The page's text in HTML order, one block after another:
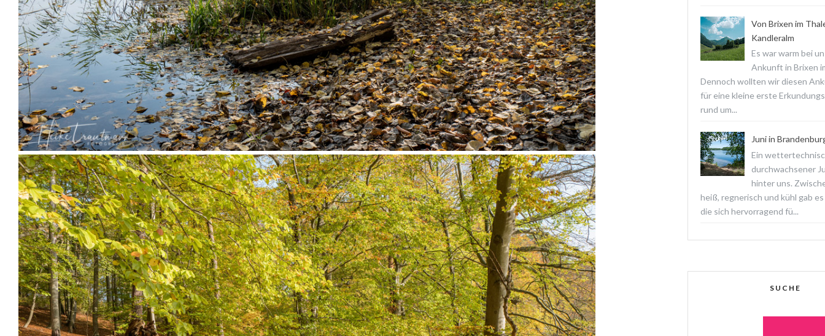
Von Brixen im
Kandleralm
Es war warm bei
Ankunft in Brixen
Dennoch wollten wir diesen
für eine kleine erste
rund um...
Juni in
Ein
durchwachsener
hinter uns.
heiß, regnerisch und kühl gab es
die sich hervorragend fü...
SUCHE